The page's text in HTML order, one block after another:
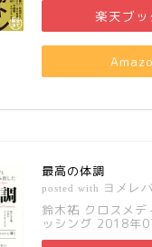
楽天ブッ
最高の体調
posted with ヨメレバ
鈴木祐 クロスメデ
ッシング 2018年